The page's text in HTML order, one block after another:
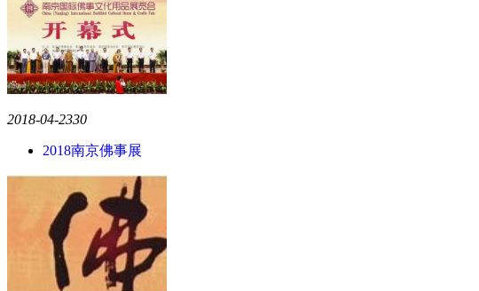
2018-04-2330
2018南京佛事展